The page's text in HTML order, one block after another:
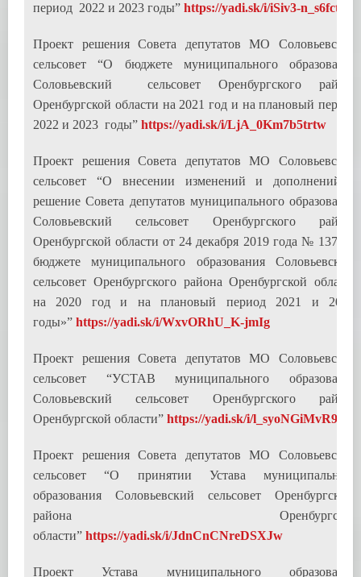
период 2022 и 2023 годы” https://yadi.sk/i/iSiv3-n_s6fctA
Проект решения Совета депутатов МО Соловьевский
сельсовет “О бюджете муниципального образования
Соловьевский сельсовет Оренбургского района
Оренбургской области на 2021 год и на плановый период
2022 и 2023 годы” https://yadi.sk/i/LjA_0Km7b5trtw
Проект решения Совета депутатов МО Соловьевский
сельсовет “О внесении изменений и дополнений в
решение Совета депутатов муниципального образования
Соловьевский сельсовет Оренбургского района
Оренбургской области от 24 декабря 2019 года № 137 «О
бюджете муниципального образования Соловьевский
сельсовет Оренбургского района Оренбургской области
на 2020 год и на плановый период 2021 и 2022
годы»” https://yadi.sk/i/WxvORhU_K-jmIg
Проект решения Совета депутатов МО Соловьевский
сельсовет “УСТАВ муниципального образования
Соловьевский сельсовет Оренбургского района
Оренбургской области” https://yadi.sk/i/l_syoNGiMvR9kA
Проект решения Совета депутатов МО Соловьевский
сельсовет “О принятии Устава муниципального
образования Соловьевский сельсовет Оренбургского
района Оренбургской
области” https://yadi.sk/i/JdnCnCNreDSXJw
Проект Устава муниципального образования